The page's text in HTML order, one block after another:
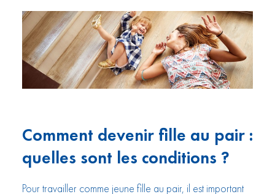
Comment devenir fille au pair :
quelles sont les conditions ?
Pour travailler comme jeune fille au pair, il est important